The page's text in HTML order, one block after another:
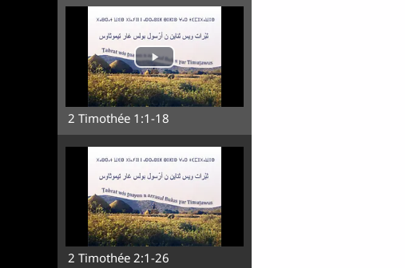
2 Timothée 1:1-18
2 Timothée 2:1-26